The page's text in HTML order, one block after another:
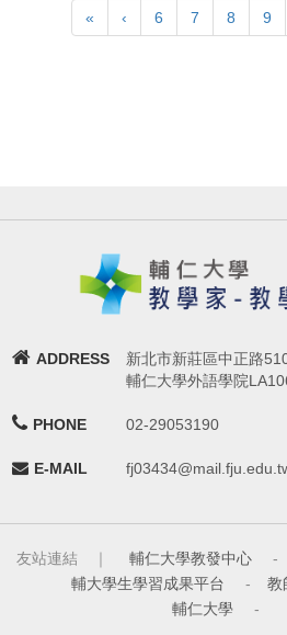
« ‹ 6 7 8 9
ADDRESS
新北市新莊區中正路
輔仁大學外語學院
PHONE 02-29053190
E-MAIL
友站連結 ｜ 輔仁大學教發中心 -
輔大學生學習成果平台
- 教
輔仁大學
-